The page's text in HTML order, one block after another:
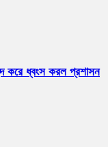
করে ধ্বংস করল প্রশাসন